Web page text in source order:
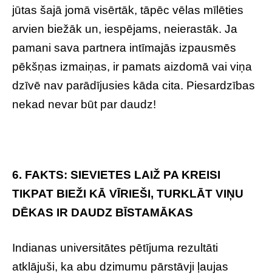
jūtas šajā jomā visērtāk, tāpēc vēlas mīlēties
arvien biežāk un, iespējams, neierastāk. Ja
pamani sava partnera intīmajās izpausmēs
pēkšņas izmaiņas, ir pamats aizdomā vai viņa
dzīvē nav parādījusies kāda cita. Piesardzības
nekad nevar būt par daudz!
6. FAKTS: SIEVIETES LAIŽ PA KREISI
TIKPAT BIEŽI KĀ VĪRIEŠI, TURKLĀT VIŅU
DĒKAS IR DAUDZ BĪSTAMĀKAS
Indianas universitātes pētījuma rezultāti
atklājuši, ka abu dzimumu pārstāvji ļaujas